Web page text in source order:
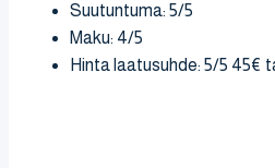
Suutuntuma: 5/5
Maku: 4/5
Hinta laatusuhde: 5/5 45€